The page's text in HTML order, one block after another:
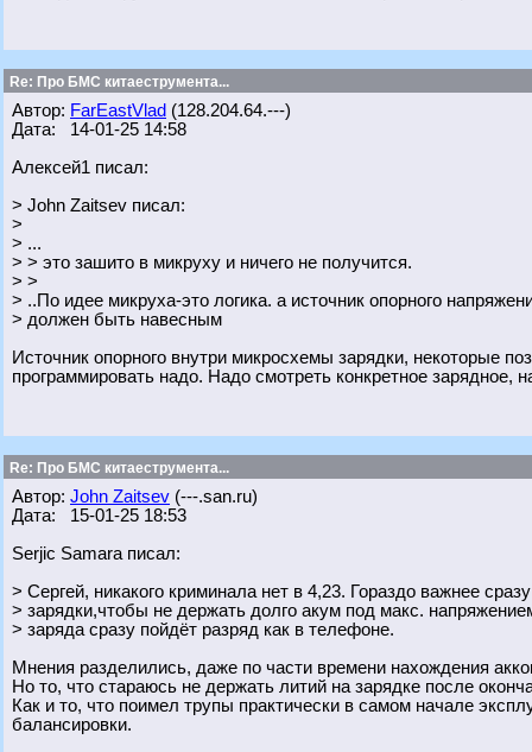
Re: Про БМС китаеструмента...
Автор: FarEastVlad (128.204.64.---)
Дата: 14-01-25 14:58
Алексей1 писал:
> John Zaitsev писал:
>
> ...
> > это зашито в микруху и ничего не получится.
> >
> ..По идее микруха-это логика. а источник опорного
> должен быть навесным
Источник опорного внутри микросхемы зарядки, некоторые
программировать надо. Надо смотреть конкретное зарядное,
Re: Про БМС китаеструмента...
Автор: John Zaitsev (---.san.ru)
Дата: 15-01-25 18:53
Serjic Samara писал:
> Сергей, никакого криминала нет в 4,23. Гораздо важнее
> зарядки,чтобы не держать долго акум под макс.
> заряда сразу пойдёт разряд как в телефоне.
Мнения разделились, даже по части времени нахождения
Но то, что стараюсь не держать литий на зарядке после
Как и то, что поимел трупы практически в самом начале
балансировки.